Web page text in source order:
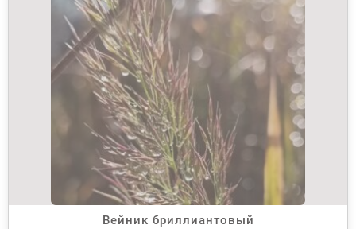
Вейник бриллиантовый